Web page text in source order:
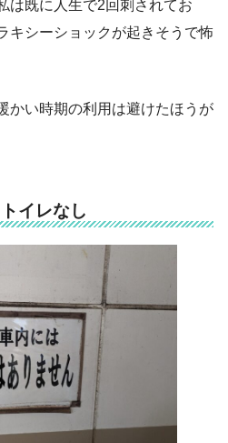
私は既に人生で2回刺されてお
キシーショックが起きそうで怖
かい時期の利用は避けたほうが
イレなし